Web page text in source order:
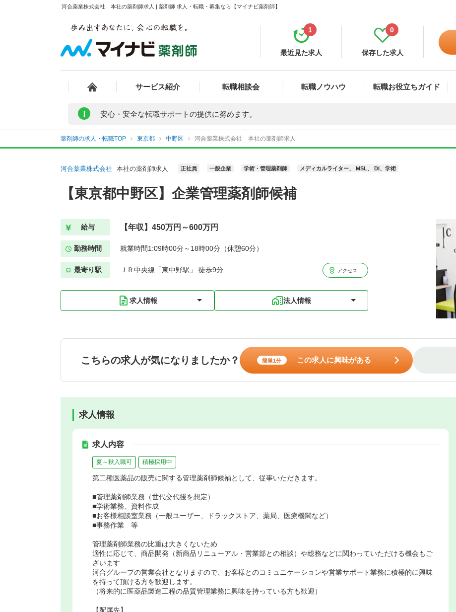
河合薬業株式会社 本社の薬剤師求人 | 薬剤師 求人・転職・募集なら【マイナビ薬剤師】
最近見た求人
1
保存した求人
0
サービス紹介 転職相談会 転職ノウハウ 転職お役立ちガイド
! 安心・安全な転職サポートの提供に努めます。
薬剤師の求人・転職TOP 東京都 中野区 河合薬業株式会社 本社の薬剤師求人
河合薬業株式会社 本社の薬剤師求人 正社員 一般企業 学術・管理薬剤師 メディカルライター、 MSL、 DI、学術
【東京都中野区】企業管理薬剤師候補
給与 【年収】450万円～600万円
勤務時間 就業時間1:09時00分～18時00分（休憩60分）
最寄り駅 ＪＲ中央線「東中野駅」 徒歩9分 アクセス
求人情報 法人情報
こちらの求人が気になりましたか？ 簡単1分 この求人に興味がある
求人情報
求人内容
夏～秋入職可 積極採用中
第二種医薬品の販売に関する管理薬剤師候補として、従事いただきます。
■管理薬剤師業務（世代交代後を想定）
■学術業務、資料作成
■お客様相談室業務（一般ユーザー、ドラックストア、薬局、医療機関など）
■事務作業 等
管理薬剤師業務の比重は大きくないため
適性に応じて、商品開発（新商品リニューアル・営業部との相談）や総務などに関わっていただける機会もご
ざいます
河合グループの営業会社となりますので、お客様とのコミュニケーションや営業サポート業務に積極的に興味
を持って頂ける方を歓迎します。
（将来的に医薬品製造工程の品質管理業務に興味を持っている方も歓迎）
【配属先】